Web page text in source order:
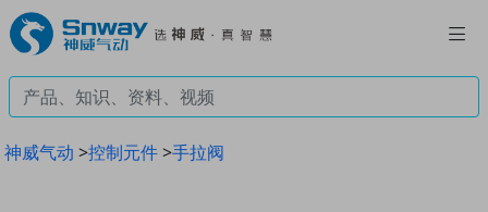
神威气动 >控制元件>手拉阀